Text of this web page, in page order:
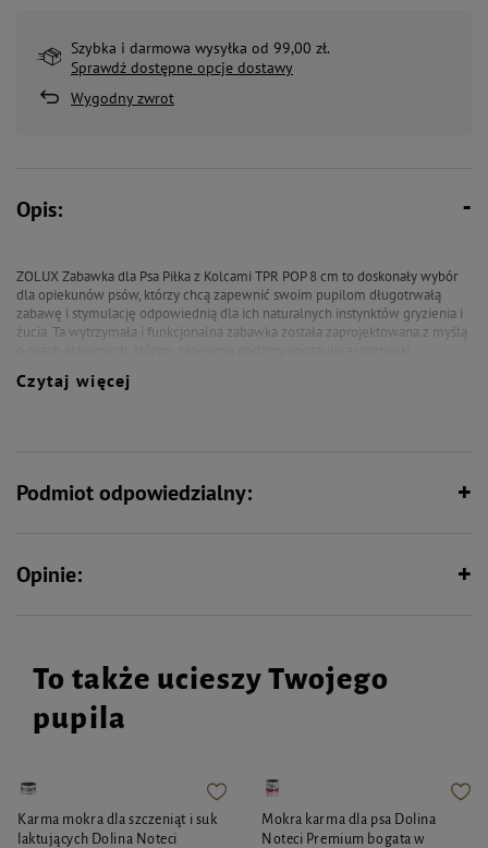
Szybka i darmowa wysyłka od 99,00 zł.
Sprawdź dostępne opcje dostawy
Wygodny zwrot
Opis:
ZOLUX Zabawka dla Psa Piłka z Kolcami TPR POP 8 cm to doskonały wybór
dla opiekunów psów, którzy chcą zapewnić swoim pupilom długotrwałą
zabawę i stymulację odpowiednią dla ich naturalnych instynktów gryzienia i
żucia. Ta wytrzymała i funkcjonalna zabawka została zaprojektowana z myślą
Wytrzymała zabawka w błyszczącym kolorze!
Czytaj więcej
Podmiot odpowiedzialny:
Opinie:
To także ucieszy Twojego
pupila
Karma mokra dla szczeniąt i suk
laktujących Dolina Noteci
Mokra karma dla psa Dolina
Noteci Premium bogata w